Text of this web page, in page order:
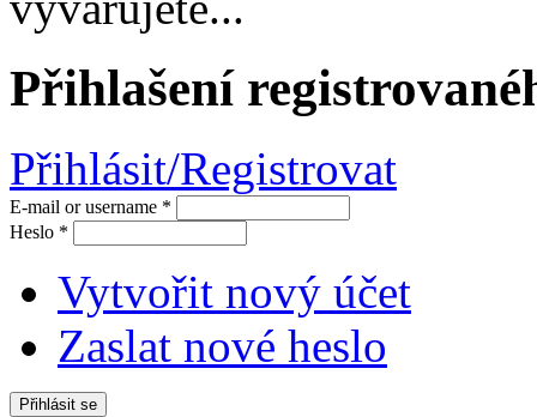
Přihlašení
Přihlásit/Registrovat
E-mail or username *
Heslo *
Vytvořit nový účet
Zaslat nové heslo